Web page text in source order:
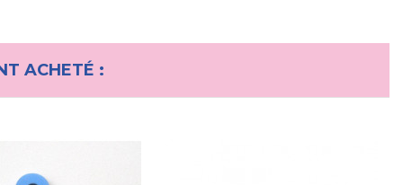
ACHETÉ :